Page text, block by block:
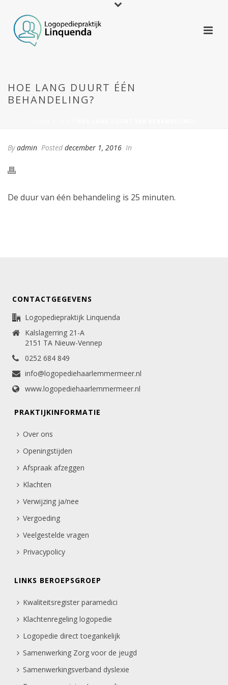
HOE LANG DUURT ÉÉN
BEHANDELING?
Byadmin Posted december 1, 2016 In
De duur van één behandeling is 25 minuten.
CONTACTGEGEVENS
Logopediepraktijk Linquenda
Kalslagerring 21-A
2151 TA Nieuw-Vennep
0252 684 849
info@logopediehaarlemmermeer.nl
www.logopediehaarlemmermeer.nl
PRAKTIJKINFORMATIE
Over ons
Openingstijden
Afspraak afzeggen
Klachten
Verwijzing ja/nee
Vergoeding
Veelgestelde vragen
Privacypolicy
LINKS BEROEPSGROEP
Kwaliteitsregister paramedici
Klachtenregeling logopedie
Logopedie direct toegankelijk
Samenwerking Zorg voor de jeugd
Samenwerkingsverband dyslexie